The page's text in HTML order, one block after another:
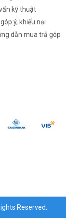
kỹ thuật
ý, khiếu nại
dẫn mua trả góp
Reserved.